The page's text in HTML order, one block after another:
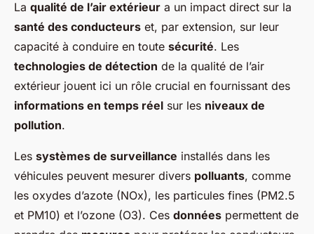
La qualité de l’air extérieur a un impact direct sur la
santé des conducteurs et, par extension, sur leur
capacité à conduire en toute sécurité. Les
technologies de détection de la qualité de l’air
extérieur jouent ici un rôle crucial en fournissant des
informations en temps réel sur les niveaux de
pollution.
Les systèmes de surveillance installés dans les
véhicules peuvent mesurer divers polluants, comme
les oxydes d’azote (NOx), les particules fines (PM2.5
et PM10) et l’ozone (O3). Ces données permettent de